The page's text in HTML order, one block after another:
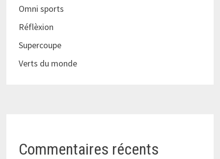
Omni sports
Réflèxion
Supercoupe
Verts du monde
Commentaires récents